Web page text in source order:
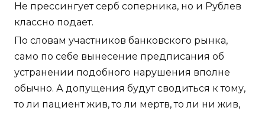
Не прессингует серб соперника, но и Рублев
классно подает.
По словам участников банковского рынка,
само по себе вынесение предписания об
устранении подобного нарушения вполне
обычно. А допущения будут сводиться к тому,
то ли пациент жив, то ли мертв, то ли ни жив,